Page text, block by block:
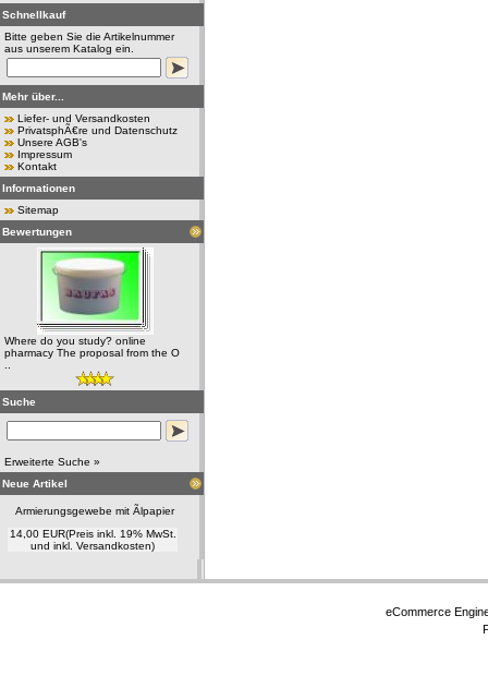
Schnellkauf
Bitte geben Sie die Artikelnummer
aus unserem Katalog ein.
Mehr über...
Liefer- und Versandkosten
PrivatsphÃ€re und Datenschutz
Unsere AGB's
Impressum
Kontakt
Informationen
Sitemap
Bewertungen
Where do you study? online
pharmacy The proposal from the O
Suche
Erweiterte Suche »
Neue Artikel
Armierungsgewebe mit Ãlpapier
14,00 EUR(Preis inkl. 19% MwSt.
und inkl. Versandkosten)
eCommerce